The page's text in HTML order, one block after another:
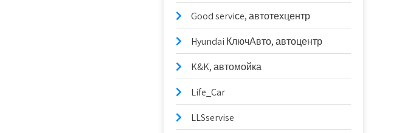
Good serviсe, автотехцентр
Hyundai КлючАвто, автоцентр
K&K, автомойка
Life_Car
LLSservise